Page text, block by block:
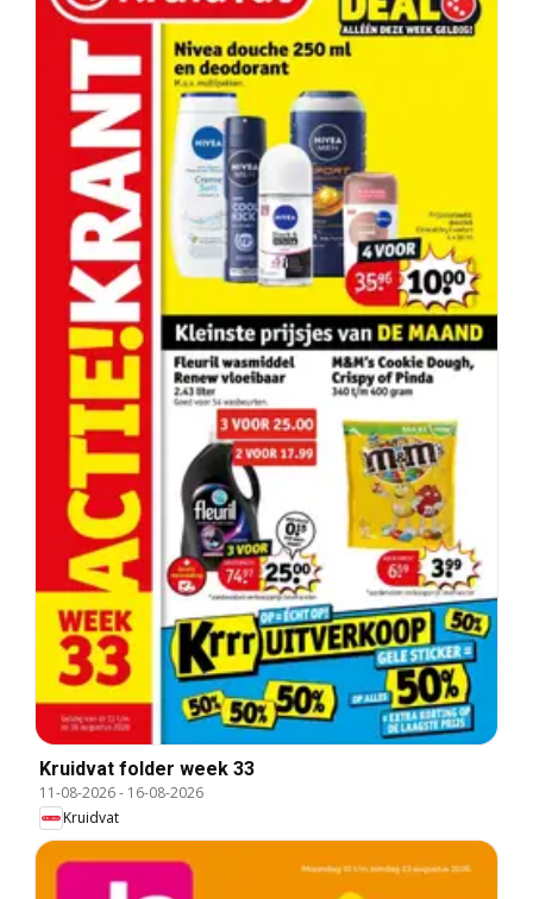
Kruidvat folder week 33
11-08-2026- 16-08-2026
Kruidvat